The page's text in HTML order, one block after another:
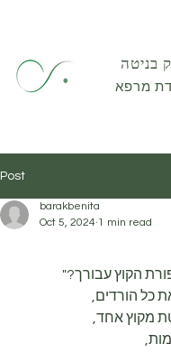
מרפא
בניטה
Post
barakbenita
Oct 5, 2024 1 min read
הקוץ עבורך?"
כל הורדים,
מקוץ אחד,